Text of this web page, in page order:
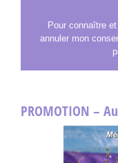
Pour connaître
annuler mon
PROMOTION –